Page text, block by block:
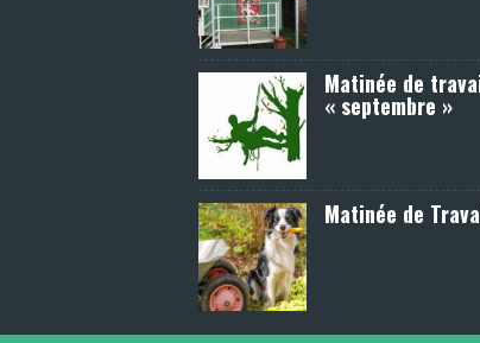
Matinée de
« septembre »
Matinée de